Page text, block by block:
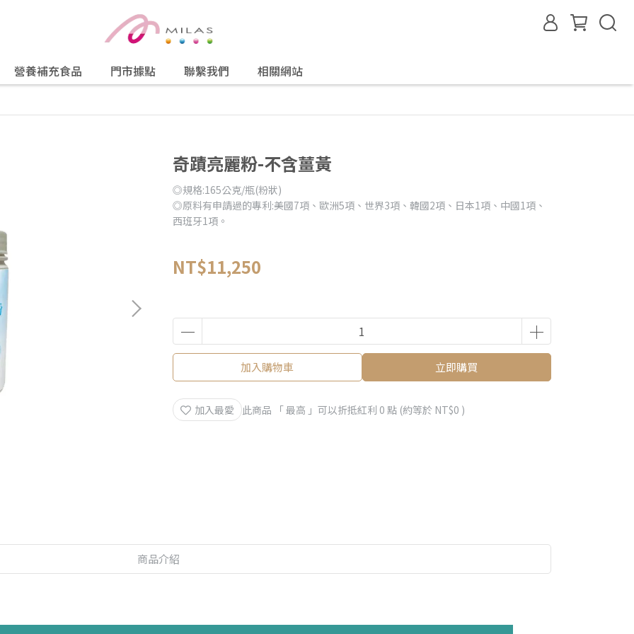
營養補充食品 門市據點 聯繫我們 相關網站
奇蹟亮麗粉-不含薑黃
◎規格:165公克/瓶(粉狀)
◎原料有申請過的專利:美國7項、歐洲5項、世界3項、韓國2項、日本1項、中國1項、
西班牙1項。
NT$11,250
加入購物車 立即購買
加入最愛 此商品 「 最高 」可以折抵紅利 0 點 (約等於 NT$0 )
商品介紹